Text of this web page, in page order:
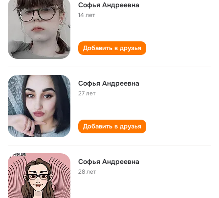
Софья Андреевна
14 лет
Добавить в друзья
Софья Андреевна
27 лет
Добавить в друзья
Софья Андреевна
28 лет